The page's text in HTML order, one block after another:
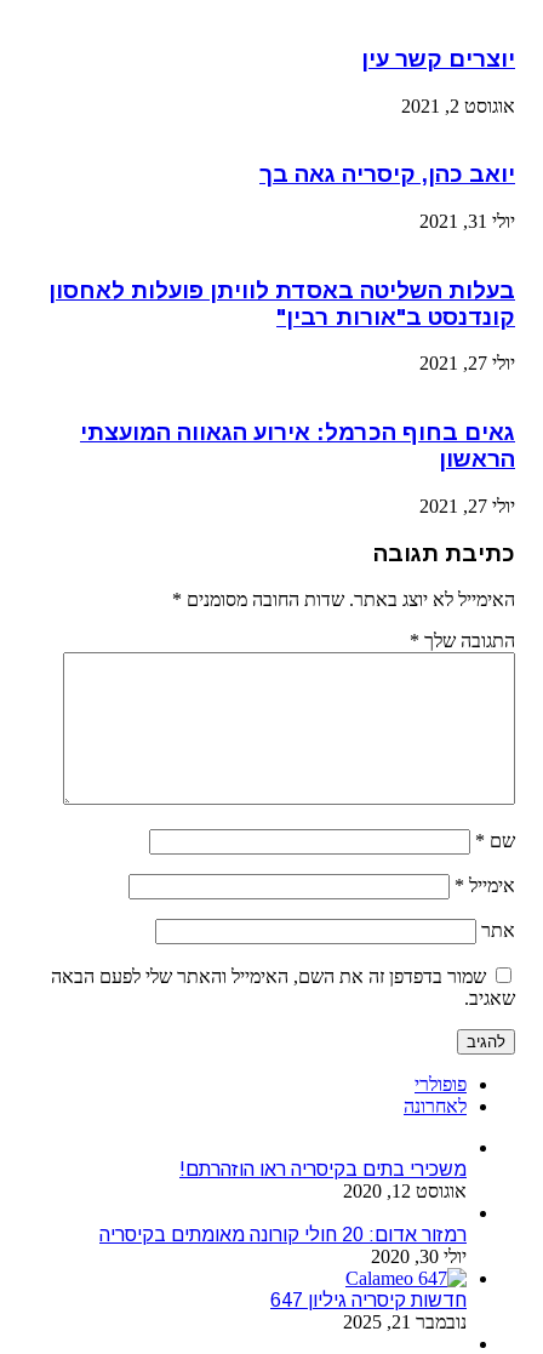
יוצרים קשר עין
אוגוסט 2, 2021
יואב כהן, קיסריה גאה בך
יולי 31, 2021
בעלות השליטה באסדת לוויתן פועלות לאחסון
קונדנסט ב"אורות רבין"
יולי 27, 2021
גאים בחוף הכרמל: אירוע הגאווה המועצתי
הראשון
יולי 27, 2021
כתיבת תגובה
האימייל לא יוצג באתר. שדות החובה מסומנים *
התגובה שלך *
שם *
אימייל *
אתר
שמור בדפדפן זה את השם, האימייל והאתר שלי לפעם הבאה
שאגיב.
פופולרי
לאחרונה
משכירי בתים בקיסריה ראו הוזהרתם!
אוגוסט 12, 2020
רמזור אדום: 20 חולי קורונה מאומתים בקיסריה
יולי 30, 2020
חדשות קיסריה גיליון 647
נובמבר 21, 2025